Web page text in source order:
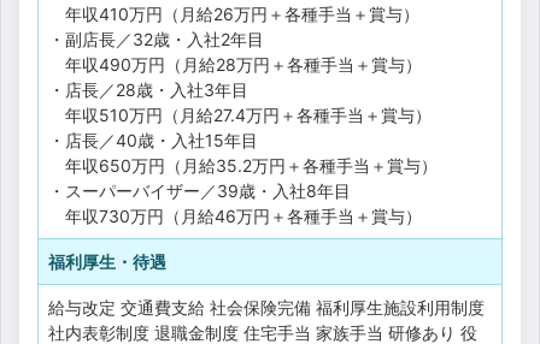
年収410万円（月給26万円＋各種手当＋賞与）
・副店長／32歳・入社2年目
年収490万円（月給28万円＋各種手当＋賞与）
・店長／28歳・入社3年目
年収510万円（月給27.4万円＋各種手当＋賞与）
・店長／40歳・入社15年目
年収650万円（月給35.2万円＋各種手当＋賞与）
・スーパーバイザー／39歳・入社8年目
年収730万円（月給46万円＋各種手当＋賞与）
福利厚生・待遇
給与改定 交通費支給 社会保険完備 福利厚生施設利用制度
社内表彰制度 退職金制度 住宅手当 家族手当 研修あり 役